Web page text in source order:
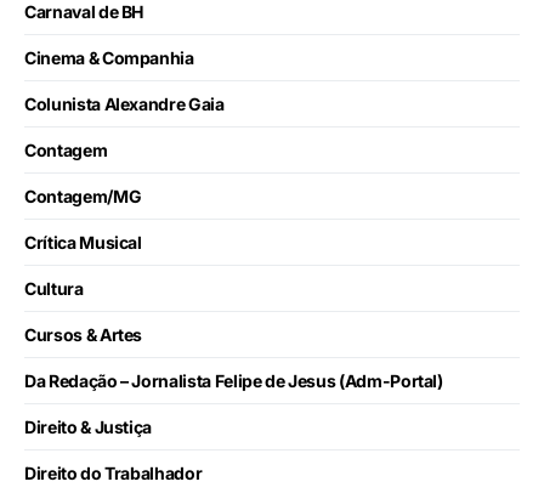
Carnaval de BH
Cinema & Companhia
Colunista Alexandre Gaia
Contagem
Contagem/MG
Crítica Musical
Cultura
Cursos & Artes
Da Redação – Jornalista Felipe de Jesus (Adm-Portal)
Direito & Justiça
Direito do Trabalhador